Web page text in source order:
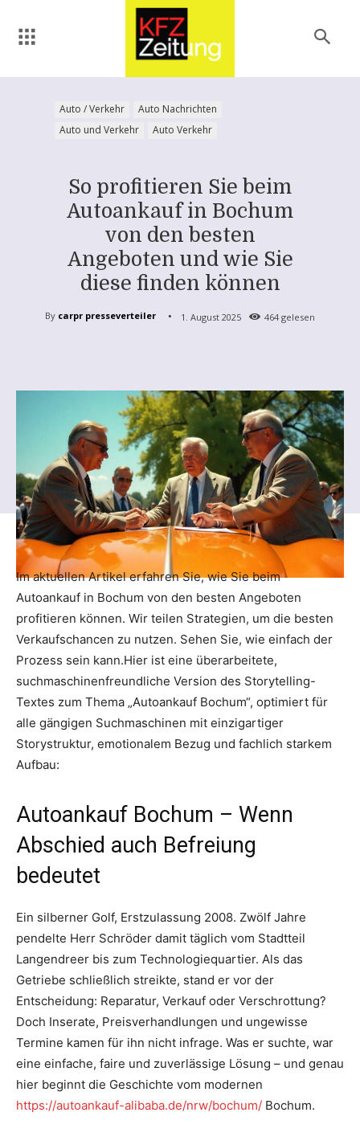
Auto / Verkehr
Auto Nachrichten
Auto und Verkehr
Auto Verkehr
So profitieren Sie beim
Autoankauf in Bochum
von den besten
Angeboten und wie Sie
diese finden können
By carpr presseverteiler 1. August 2025 464 gelesen
Im aktuellen Artikel erfahren Sie, wie Sie beim
Autoankauf in Bochum von den besten Angeboten
profitieren können. Wir teilen Strategien, um die besten
Verkaufschancen zu nutzen. Sehen Sie, wie einfach der
Prozess sein kann.Hier ist eine überarbeitete,
suchmaschinenfreundliche Version des Storytelling-
Textes zum Thema „Autoankauf Bochum“, optimiert für
alle gängigen Suchmaschinen mit einzigartiger
Storystruktur, emotionalem Bezug und fachlich starkem
Aufbau:
Autoankauf Bochum – Wenn
Abschied auch Befreiung
bedeutet
Ein silberner Golf, Erstzulassung 2008. Zwölf Jahre
pendelte Herr Schröder damit täglich vom Stadtteil
Langendreer bis zum Technologiequartier. Als das
Getriebe schließlich streikte, stand er vor der
Entscheidung: Reparatur, Verkauf oder Verschrottung?
Doch Inserate, Preisverhandlungen und ungewisse
Termine kamen für ihn nicht infrage. Was er suchte, war
eine einfache, faire und zuverlässige Lösung – und genau
hier beginnt die Geschichte vom modernen
https://autoankauf-alibaba.de/nrw/bochum/ Bochum.